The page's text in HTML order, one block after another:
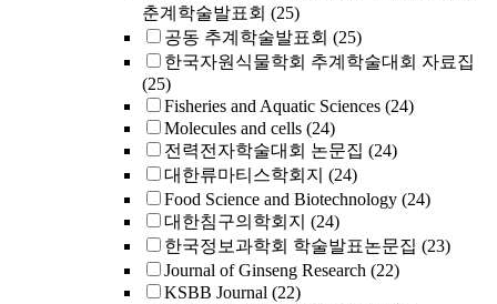
춘계학술발표회 (25)
공동 추계학술발표회 (25)
한국자원식물학회 추계학술대회 자료집
(25)
Fisheries and Aquatic Sciences (24)
Molecules and cells (24)
전력전자학술대회 논문집 (24)
대한류마티스학회지 (24)
Food Science and Biotechnology (24)
대한침구의학회지 (24)
한국정보과학회 학술발표논문집 (23)
Journal of Ginseng Research (22)
KSBB Journal (22)